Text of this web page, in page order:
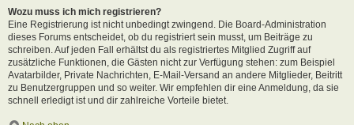
Wozu muss ich mich registrieren?
Eine Registrierung ist nicht unbedingt zwingend. Die Board-Administration
dieses Forums entscheidet, ob du registriert sein musst, um Beiträge zu
schreiben. Auf jeden Fall erhältst du als registriertes Mitglied Zugriff auf
zusätzliche Funktionen, die Gästen nicht zur Verfügung stehen: zum Beispiel
Avatarbilder, Private Nachrichten, E-Mail-Versand an andere Mitglieder, Beitritt
zu Benutzergruppen und so weiter. Wir empfehlen dir eine Anmeldung, da sie
schnell erledigt ist und dir zahlreiche Vorteile bietet.